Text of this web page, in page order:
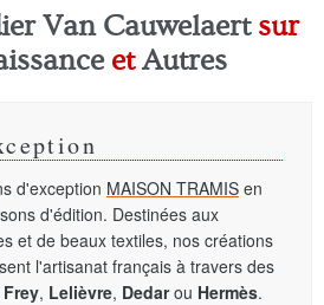
Van Cauwelaertsur
etAutres
d'exception MAISON TRAMIS en
d'édition. Destinées aux
et de beaux textiles, nos créations
l'artisanat français à travers des
Frey, Lelièvre, Dedarou Hermès.